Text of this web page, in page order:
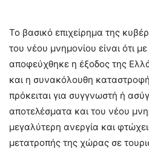
Το βασικό επιχείρημα της
του νέου μνημονίου είναι ότι
αποφεύχθηκε η έξοδος της
και η συνακόλουθη καταστροφή
πρόκειται για συγγνωστή ή
αποτελέσματα και του νέου
μεγαλύτερη ανεργία και
μετατροπής της χώρας σε